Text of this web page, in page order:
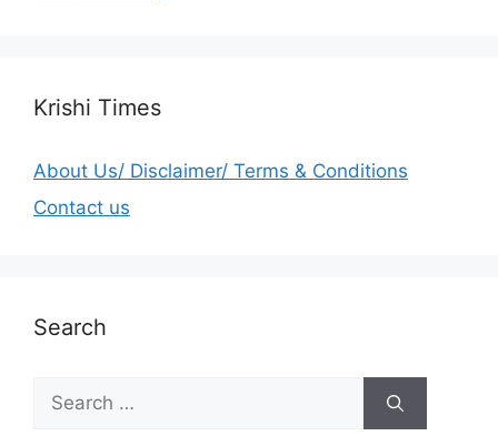
Krishi Times
About Us/ Disclaimer/ Terms & Conditions
Contact us
Search